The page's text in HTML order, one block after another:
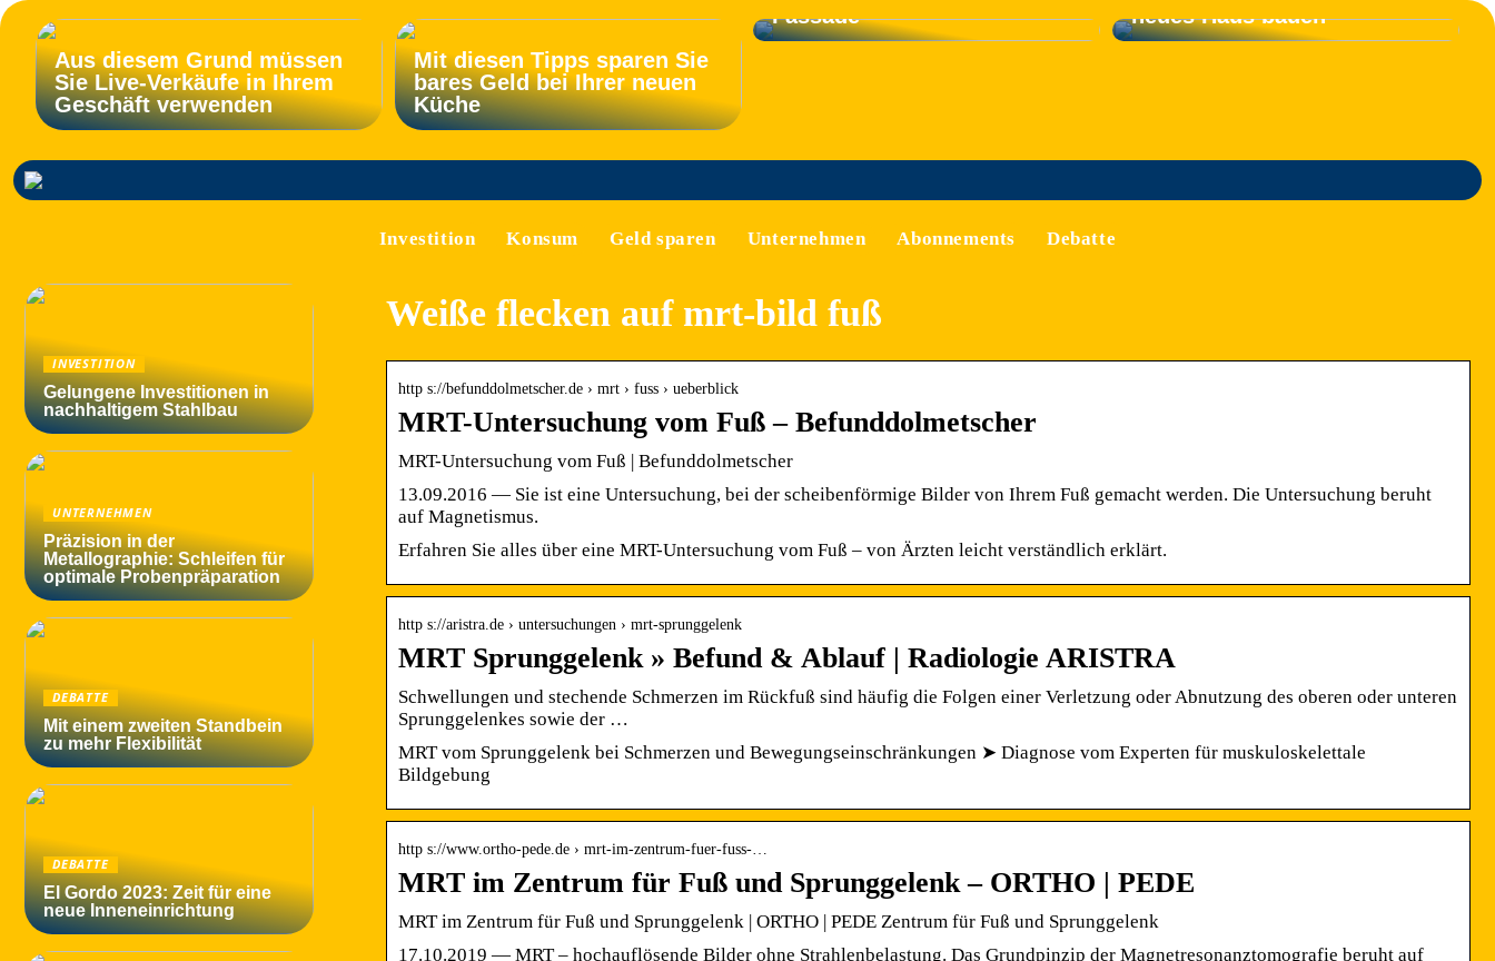
Aus diesem Grund müssen
Sie Live-Verkäufe in Ihrem
Geschäft verwenden
Mit diesen Tipps sparen Sie
bares Geld bei Ihrer neuen
Küche
Fassade
neues Haus bauen
Investition Konsum Geld sparen Unternehmen Abonnements Debatte
Weiße flecken auf mrt-bild fuß
http s://befunddolmetscher.de › mrt › fuss › ueberblick
MRT-Untersuchung vom Fuß – Befunddolmetscher
MRT-Untersuchung vom Fuß | Befunddolmetscher
13.09.2016 — Sie ist eine Untersuchung, bei der scheibenförmige Bilder von Ihrem Fuß gemacht werden. Die Untersuchung beruht
auf Magnetismus.
Erfahren Sie alles über eine MRT-Untersuchung vom Fuß – von Ärzten leicht verständlich erklärt.
http s://aristra.de › untersuchungen › mrt-sprunggelenk
MRT Sprunggelenk » Befund & Ablauf | Radiologie ARISTRA
Schwellungen und stechende Schmerzen im Rückfuß sind häufig die Folgen einer Verletzung oder Abnutzung des oberen oder unteren
Sprunggelenkes sowie der …
MRT vom Sprunggelenk bei Schmerzen und Bewegungseinschränkungen ➤ Diagnose vom Experten für muskuloskelettale
Bildgebung
http s://www.ortho-pede.de › mrt-im-zentrum-fuer-fuss-…
MRT im Zentrum für Fuß und Sprunggelenk – ORTHO | PEDE
MRT im Zentrum für Fuß und Sprunggelenk | ORTHO | PEDE Zentrum für Fuß und Sprunggelenk
17.10.2019 — MRT – hochauflösende Bilder ohne Strahlenbelastung. Das Grundpinzip der Magnetresonanztomografie beruht auf
INVESTITION
Gelungene Investitionen in
nachhaltigem Stahlbau
UNTERNEHMEN
Präzision in der
Metallographie: Schleifen für
optimale Probenpräparation
DEBATTE
Mit einem zweiten Standbein
zu mehr Flexibilität
DEBATTE
El Gordo 2023: Zeit für eine
neue Inneneinrichtung